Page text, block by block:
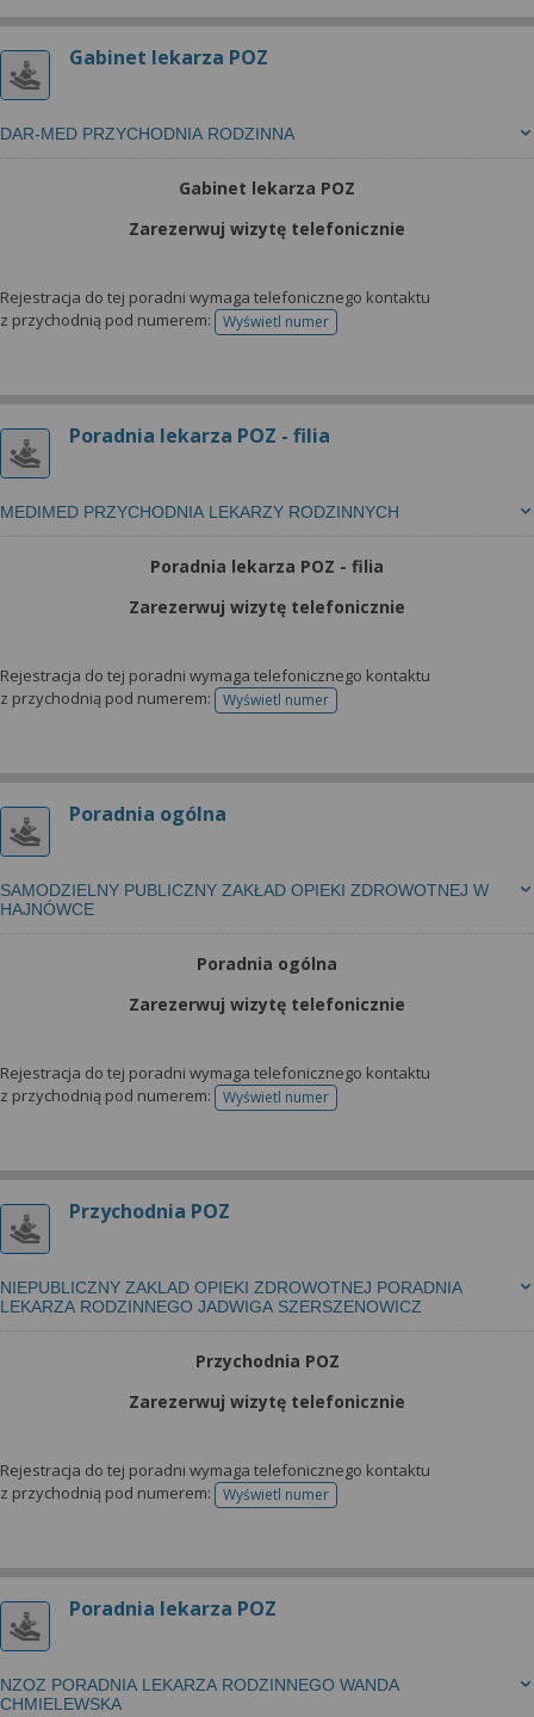
Gabinet lekarza POZ
DAR-MED PRZYCHODNIA RODZINNA
Gabinet lekarza POZ
Zarezerwuj wizytę telefonicznie
Rejestracja do tej poradni wymaga telefonicznego kontaktu
z przychodnią pod numerem:
Wyświetl numertelefonu do rejestracji
Poradnia lekarza POZ - filia
MEDIMED PRZYCHODNIA LEKARZY RODZINNYCH
Poradnia lekarza POZ - filia
Zarezerwuj wizytę telefonicznie
Rejestracja do tej poradni wymaga telefonicznego kontaktu
z przychodnią pod numerem:
Wyświetl numertelefonu do rejestracji
Poradnia ogólna
SAMODZIELNY PUBLICZNY ZAKŁAD OPIEKI ZDROWOTNEJ W
HAJNÓWCE
Poradnia ogólna
Zarezerwuj wizytę telefonicznie
Rejestracja do tej poradni wymaga telefonicznego kontaktu
z przychodnią pod numerem:
Wyświetl numertelefonu do rejestracji
Przychodnia POZ
NIEPUBLICZNY ZAKLAD OPIEKI ZDROWOTNEJ PORADNIA
LEKARZA RODZINNEGO JADWIGA SZERSZENOWICZ
Przychodnia POZ
Zarezerwuj wizytę telefonicznie
Rejestracja do tej poradni wymaga telefonicznego kontaktu
z przychodnią pod numerem:
Wyświetl numertelefonu do rejestracji
Poradnia lekarza POZ
NZOZ PORADNIA LEKARZA RODZINNEGO WANDA
CHMIELEWSKA